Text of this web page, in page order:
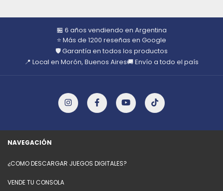
🏪 6 años vendiendo en Argentina
⭐ Más de 1200 reseñas en Google
🛡️ Garantía en todos los productos
📍 Local en Morón, Buenos Aires🚚 Envío a todo el país
NAVEGACIÓN
¿COMO DESCARGAR JUEGOS DIGITALES?
VENDE TU CONSOLA